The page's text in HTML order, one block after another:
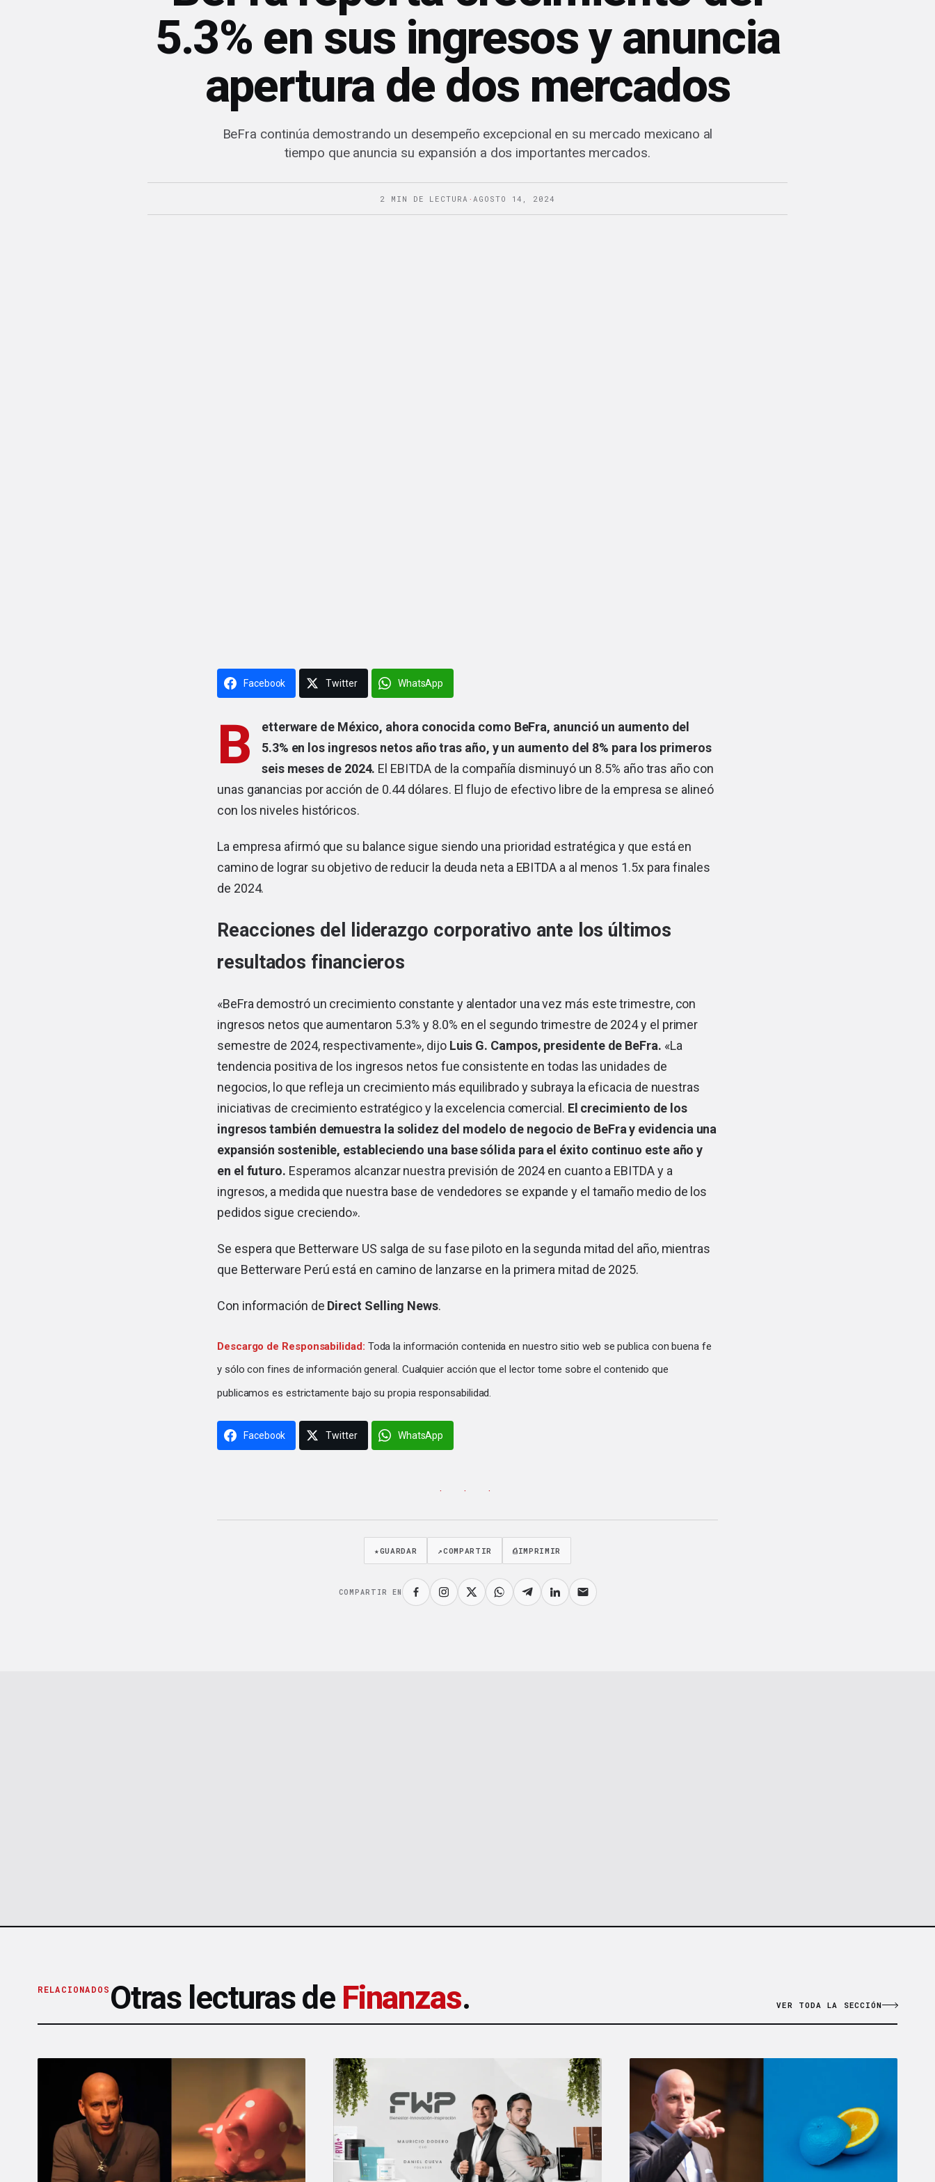
5.3% en sus ingresos y anuncia
apertura de dos mercados
BeFra continúa demostrando un desempeño excepcional en su mercado mexicano al
tiempo que anuncia su expansión a dos importantes mercados.
2 MIN DE LECTURA ·AGOSTO 14, 2024
Facebook Twitter WhatsApp
B etterware de México, ahora conocida como BeFra, anunció un aumento del
5.3% en los ingresos netos año tras año, y un aumento del 8% para los primeros
seis meses de 2024. El EBITDA de la compañía disminuyó un 8.5% año tras año con
unas ganancias por acción de 0.44 dólares. El flujo de efectivo libre de la empresa se alineó
con los niveles históricos.
La empresa afirmó que su balance sigue siendo una prioridad estratégica y que está en
camino de lograr su objetivo de reducir la deuda neta a EBITDA a al menos 1.5x para finales
de 2024.
Reacciones del liderazgo corporativo ante los últimos
resultados financieros
«BeFra demostró un crecimiento constante y alentador una vez más este trimestre, con
ingresos netos que aumentaron 5.3% y 8.0% en el segundo trimestre de 2024 y el primer
semestre de 2024, respectivamente», dijo Luis G. Campos, presidente de BeFra. «La
tendencia positiva de los ingresos netos fue consistente en todas las unidades de
negocios, lo que refleja un crecimiento más equilibrado y subraya la eficacia de nuestras
iniciativas de crecimiento estratégico y la excelencia comercial. El crecimiento de los
ingresos también demuestra la solidez del modelo de negocio de BeFra y evidencia una
expansión sostenible, estableciendo una base sólida para el éxito continuo este año y
en el futuro. Esperamos alcanzar nuestra previsión de 2024 en cuanto a EBITDA y a
ingresos, a medida que nuestra base de vendedores se expande y el tamaño medio de los
pedidos sigue creciendo».
Se espera que Betterware US salga de su fase piloto en la segunda mitad del año, mientras
que Betterware Perú está en camino de lanzarse en la primera mitad de 2025.
Con información de Direct Selling News.
Descargo de Responsabilidad: Toda la información contenida en nuestro sitio web se publica con buena fe
y sólo con fines de información general. Cualquier acción que el lector tome sobre el contenido que
publicamos es estrictamente bajo su propia responsabilidad.
Facebook Twitter WhatsApp
· · ·
★GUARDAR ↗COMPARTIR ⎙IMPRIMIR
COMPARTIR EN
RELACIONADOS Otras lecturas de Finanzas. VER TODA LA SECCIÓN